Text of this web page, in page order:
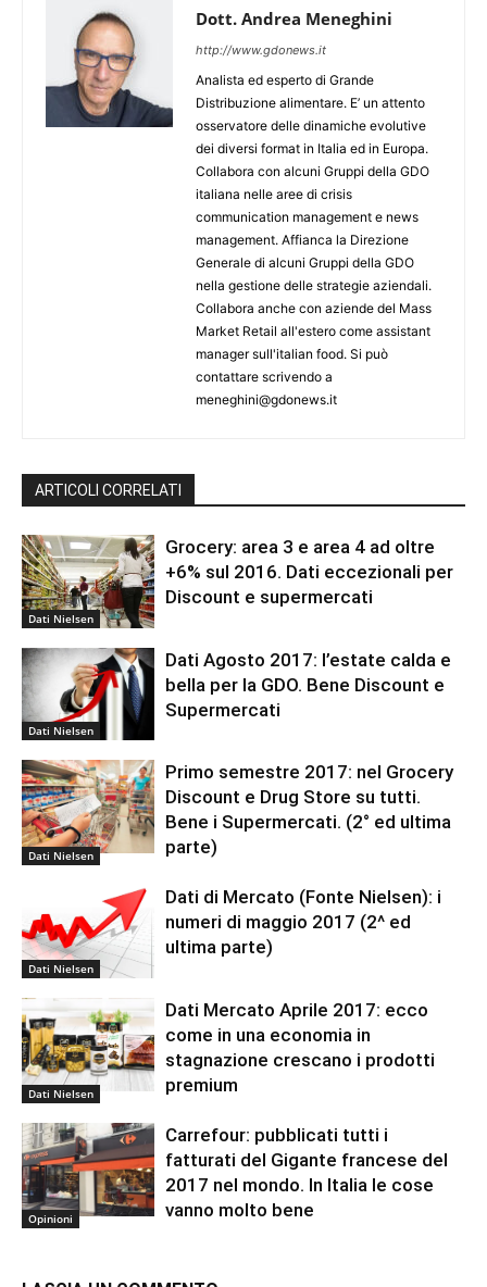
Dott. Andrea Meneghini
http://www.gdonews.it
Analista ed esperto di Grande
Distribuzione alimentare. E’ un attento
osservatore delle dinamiche evolutive
dei diversi format in Italia ed in Europa.
Collabora con alcuni Gruppi della GDO
italiana nelle aree di crisis
communication management e news
management. Affianca la Direzione
Generale di alcuni Gruppi della GDO
nella gestione delle strategie aziendali.
Collabora anche con aziende del Mass
Market Retail all'estero come assistant
manager sull'italian food. Si può
contattare scrivendo a
meneghini@gdonews.it
ARTICOLI CORRELATI
Dati Nielsen
Grocery: area 3 e area 4 ad oltre
+6% sul 2016. Dati eccezionali per
Discount e supermercati
Dati Nielsen
Dati Agosto 2017: l’estate calda e
bella per la GDO. Bene Discount e
Supermercati
Dati Nielsen
Primo semestre 2017: nel Grocery
Discount e Drug Store su tutti.
Bene i Supermercati. (2° ed ultima
parte)
Dati Nielsen
Dati di Mercato (Fonte Nielsen): i
numeri di maggio 2017 (2^ ed
ultima parte)
Dati Nielsen
Dati Mercato Aprile 2017: ecco
come in una economia in
stagnazione crescano i prodotti
premium
Opinioni
Carrefour: pubblicati tutti i
fatturati del Gigante francese del
2017 nel mondo. In Italia le cose
vanno molto bene